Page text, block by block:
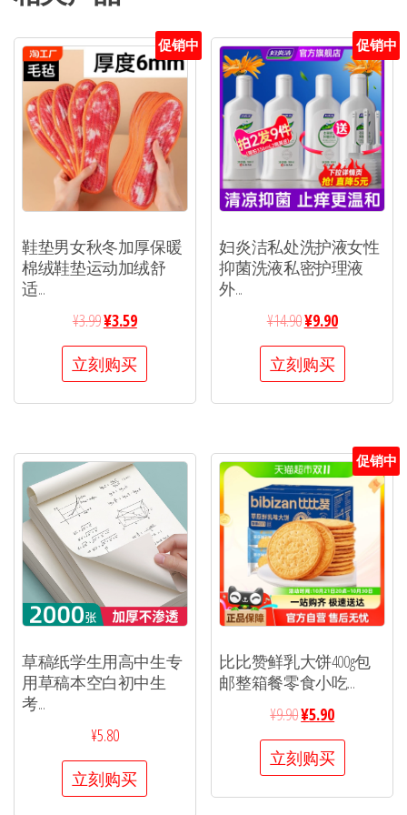
促销中
鞋垫男女秋冬加厚保暖
棉绒鞋垫运动加绒舒
适...
¥3.99¥3.59
立刻购买
促销中
妇炎洁私处洗护液女性
抑菌洗液私密护理液
外...
¥14.90¥9.90
立刻购买
草稿纸学生用高中生专
用草稿本空白初中生
考...
¥5.80
立刻购买
促销中
比比赞鲜乳大饼400g包
邮整箱餐零食小吃...
¥9.90¥5.90
立刻购买